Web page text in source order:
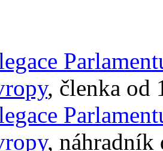
, členka od
, náhradník